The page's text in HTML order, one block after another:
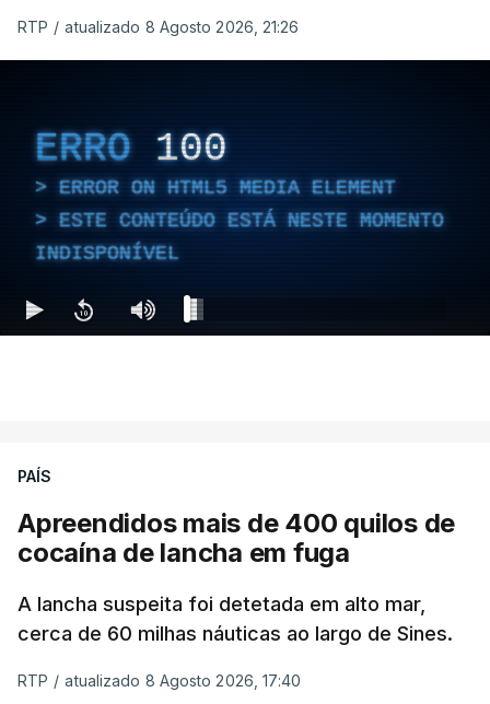
RTP / atualizado 8 Agosto 2026, 21:26
ERRO 100
ERROR ON HTML5 MEDIA ELEMENT
ESTE CONTEÚDO ESTÁ NESTE MOMENTO
INDISPONÍVEL
PAÍS
Apreendidos mais de 400 quilos de
cocaína de lancha em fuga
A lancha suspeita foi detetada em alto mar,
cerca de 60 milhas náuticas ao largo de Sines.
RTP / atualizado 8 Agosto 2026, 17:40